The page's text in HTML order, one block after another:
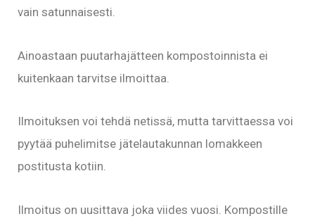
vain satunnaisesti.
Ainoastaan puutarhajätteen kompostoinnista ei
kuitenkaan tarvitse ilmoittaa.
Ilmoituksen voi tehdä netissä, mutta tarvittaessa voi
pyytää puhelimitse jätelautakunnan lomakkeen
postitusta kotiin.
Ilmoitus on uusittava joka viides vuosi. Kompostille